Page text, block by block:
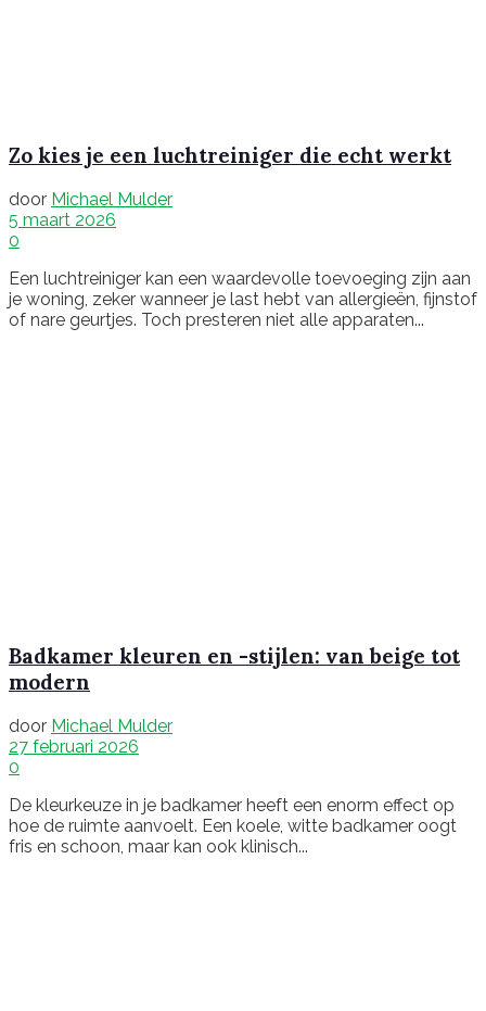
Zo kies je een luchtreiniger die echt werkt
door Michael Mulder
5 maart 2026
0
Een luchtreiniger kan een waardevolle toevoeging zijn aan
je woning, zeker wanneer je last hebt van allergieën, fijnstof
of nare geurtjes. Toch presteren niet alle apparaten...
Badkamer kleuren en -stijlen: van beige tot
modern
door Michael Mulder
27 februari 2026
0
De kleurkeuze in je badkamer heeft een enorm effect op
hoe de ruimte aanvoelt. Een koele, witte badkamer oogt
fris en schoon, maar kan ook klinisch...